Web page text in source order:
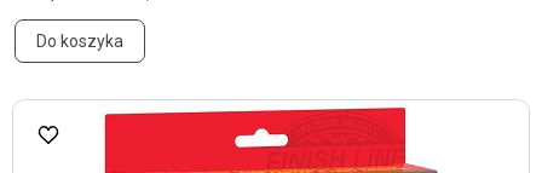
Do koszyka